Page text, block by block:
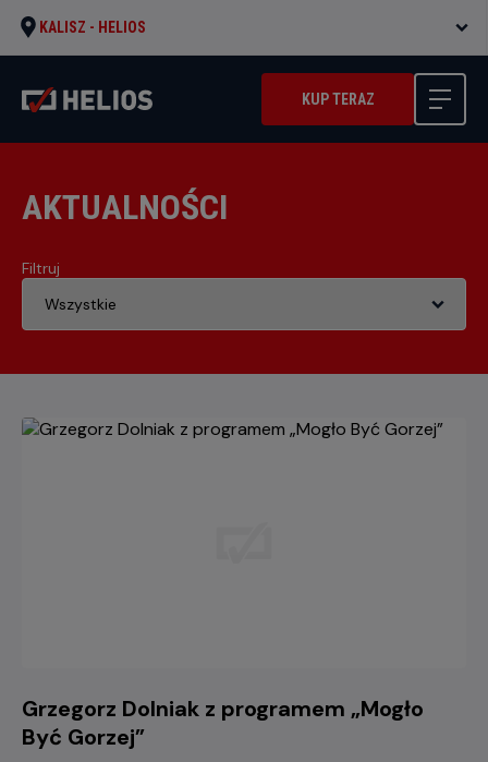
KALISZ - HELIOS
KUP TERAZ
AKTUALNOŚCI
Filtruj
Grzegorz Dolniak z programem „Mogło
Być Gorzej”